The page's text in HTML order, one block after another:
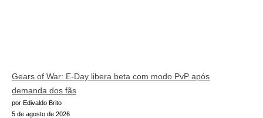
Gears of War: E-Day libera beta com modo PvP após
demanda dos fãs
por Edivaldo Brito
5 de agosto de 2026